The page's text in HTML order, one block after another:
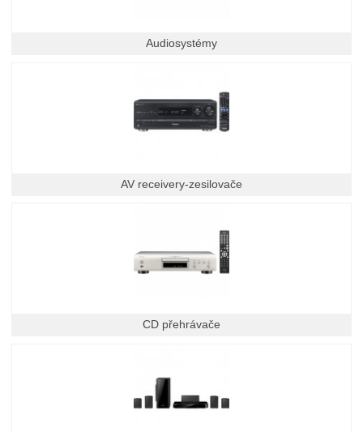
Audiosystémy
AV receivery-zesilovače
CD přehrávače